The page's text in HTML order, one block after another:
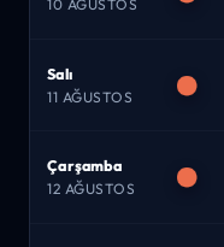
10 AĞUSTOS
Salı
11 AĞUSTOS
Çarşamba
12 AĞUSTOS